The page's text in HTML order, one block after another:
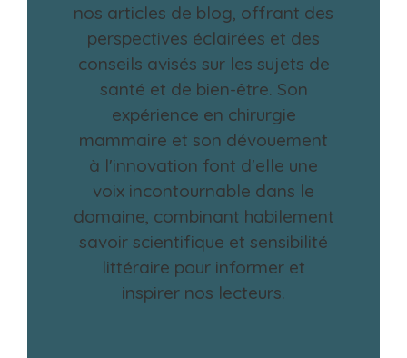
nos articles de blog, offrant des
perspectives éclairées et des
conseils avisés sur les sujets de
santé et de bien-être. Son
expérience en chirurgie
mammaire et son dévouement
à l'innovation font d'elle une
voix incontournable dans le
domaine, combinant habilement
savoir scientifique et sensibilité
littéraire pour informer et
inspirer nos lecteurs.